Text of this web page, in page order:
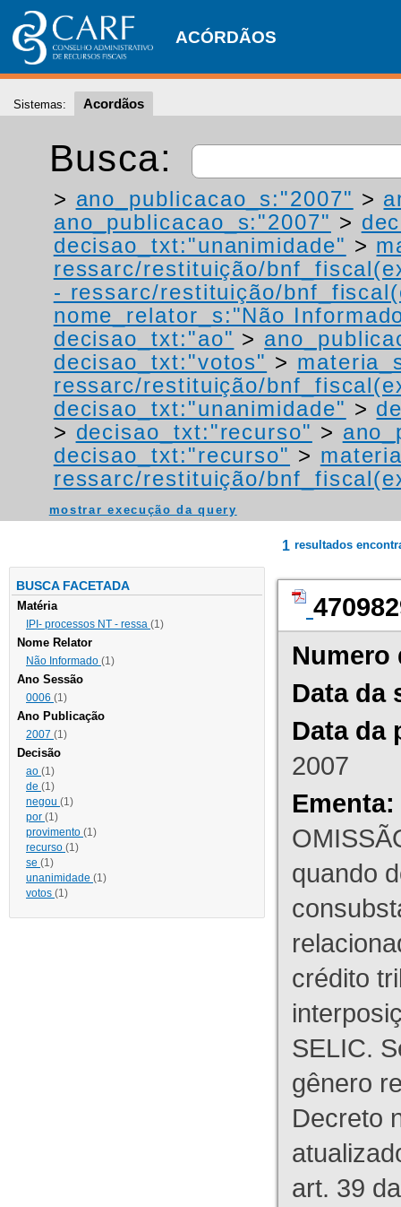
ACÓRDÃOS
Sistemas: Acordãos
Busca:
> ano_publicacao_s:"2007" >
ano_publicacao_s:"2007" >
decisao_txt:"unanimidade" >
ressarc/restituição/
- ressarc/restituição/
nome_relator_s:"Não
decisao_txt:"ao" >
decisao_txt:"votos" >
ressarc/restituição/
decisao_txt:"unanimidade" >
> decisao_txt:"recurso" >
decisao_txt:"recurso" >
ressarc/restituição/
mostrar execução da query
BUSCA FACETADA
Matéria
IPI- processos NT - ressa (1)
Nome Relator
Não Informado (1)
Ano Sessão
0006 (1)
Ano Publicação
2007 (1)
Decisão
ao (1)
de (1)
negou (1)
por (1)
provimento (1)
recurso (1)
se (1)
unanimidade (1)
votos (1)
1 resultados
Numero
Data da
Data da
2007
Ementa:
quando
crédito
SELIC.
gênero
Decreto
art. 39